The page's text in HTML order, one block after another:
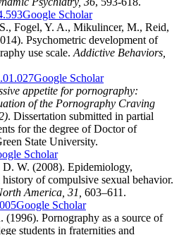
Google Scholar
Fogel, Y. A., Mikulincer, M., Reid,
Psychometric development of
use scale. Addictive Behaviors,
Google Scholar
appetite for pornography:
of the Pornography Craving
. Dissertation submitted in partial
for the degree of Doctor of
State University.
Scholar
W. (2008). Epidemiology,
of compulsive sexual behavior.
America, 31, 603–611.
Google Scholar
Pornography as a source of
students in fraternities and